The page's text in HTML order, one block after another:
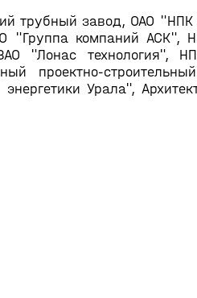
трубный завод, ОАО
"Группа компаний АСК",
"Лонас технология",
проектно-
Урала",